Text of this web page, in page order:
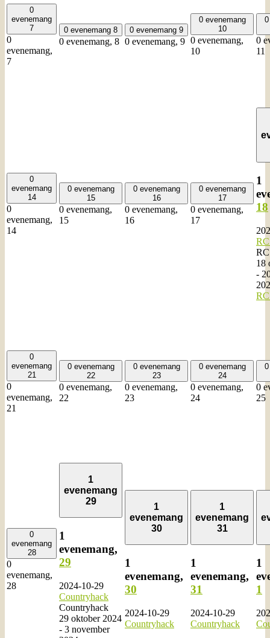
0
evenemang
7
0
evenemang,
7
0 evenemang 8
0 evenemang, 8
0 evenemang 9
0 evenemang, 9
0 evenemang
10
0 evenemang,
10
0
11
0
evenemang
14
0
evenemang,
14
0 evenemang
15
0 evenemang,
15
0 evenemang
16
0 evenemang,
16
0 evenemang
17
0 evenemang,
17
1
18
18
-
0
evenemang
21
0
evenemang,
21
0 evenemang
22
0 evenemang,
22
0 evenemang
23
0 evenemang,
23
0 evenemang
24
0 evenemang,
24
0
25
0
evenemang
28
0
evenemang,
28
1
evenemang
29
1
evenemang,
29
2024-10-29
Countryhack
Countryhack
29 oktober 2024
- 3 november
1
evenemang
30
1
evenemang,
30
2024-10-29
Countryhack
1
evenemang
31
1
evenemang,
31
2024-10-29
Countryhack
1
1